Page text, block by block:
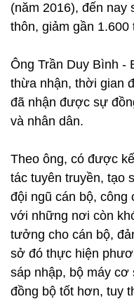
(năm 2016), đến nay
thôn, giảm gần 1.600
Ông Trần Duy Bình -
thừa nhận, thời gian
đã nhận được sự
và nhân dân.
Theo ông, có được
tác tuyên truyền, tạo
đội ngũ cán bộ, công
với những nơi còn
tưởng cho cán bộ,
sở đó thực hiện
sáp nhập, bộ máy cơ
đồng bộ tốt hơn, tuy